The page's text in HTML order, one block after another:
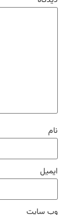
نام
ایمیل
وب‌ سایت